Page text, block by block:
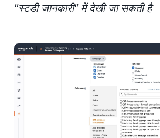
"स्टडी जानकारी" में देखी जा सकती है